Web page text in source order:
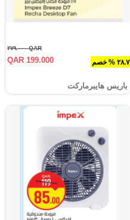
٢٨.٧ % خصم
QAR ٢٧٩.٠٠٠
QAR 199.000
باريس هايبرماركت